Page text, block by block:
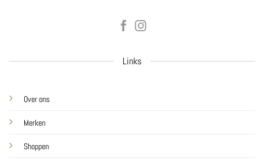
Links
Over ons
Merken
Shoppen